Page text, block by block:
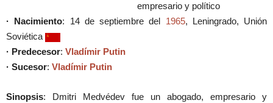
empresario y político
· Nacimiento: 14 de septiembre del 1965, Leningrado, Unión
Soviética
· Predecesor: Vladímir Putin
· Sucesor: Vladímir Putin
Sinopsis: Dmitri Medvédev fue un abogado, empresario y